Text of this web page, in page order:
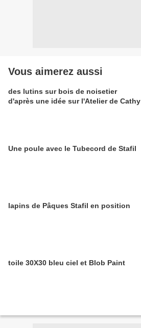
Vous aimerez aussi
des lutins sur bois de noisetier
d'après une idée sur l'Atelier de Cathy
Une poule avec le Tubecord de Stafil
lapins de Pâques Stafil en position
toile 30X30 bleu ciel et Blob Paint